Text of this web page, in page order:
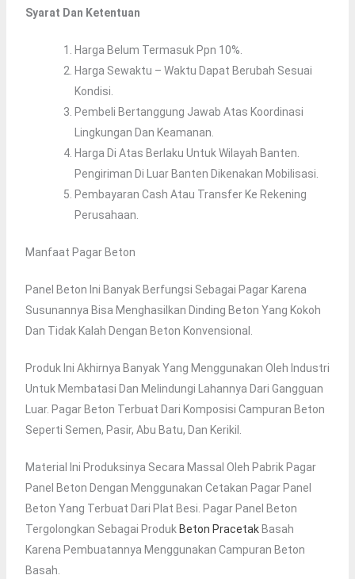
Syarat Dan Ketentuan
Harga Belum Termasuk Ppn 10%.
Harga Sewaktu – Waktu Dapat Berubah Sesuai
Kondisi.
Pembeli Bertanggung Jawab Atas Koordinasi
Lingkungan Dan Keamanan.
Harga Di Atas Berlaku Untuk Wilayah Banten.
Pengiriman Di Luar Banten Dikenakan Mobilisasi.
Pembayaran Cash Atau Transfer Ke Rekening
Perusahaan.
Manfaat Pagar Beton
Panel Beton Ini Banyak Berfungsi Sebagai Pagar Karena
Susunannya Bisa Menghasilkan Dinding Beton Yang Kokoh
Dan Tidak Kalah Dengan Beton Konvensional.
Produk Ini Akhirnya Banyak Yang Menggunakan Oleh Industri
Untuk Membatasi Dan Melindungi Lahannya Dari Gangguan
Luar. Pagar Beton Terbuat Dari Komposisi Campuran Beton
Seperti Semen, Pasir, Abu Batu, Dan Kerikil.
Material Ini Produksinya Secara Massal Oleh Pabrik Pagar
Panel Beton Dengan Menggunakan Cetakan Pagar Panel
Beton Yang Terbuat Dari Plat Besi. Pagar Panel Beton
Tergolongkan Sebagai Produk Beton PracetakBasah
Karena Pembuatannya Menggunakan Campuran Beton
Basah.